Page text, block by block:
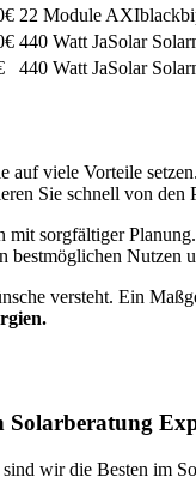
22 Module
440 Watt JaSolar
440 Watt JaSolar
auf viele Vorteile
Sie schnell von den
mit sorgfältiger
bestmöglichen Nutzen
versteht. Ein
wir die Besten im